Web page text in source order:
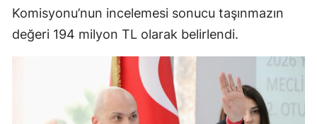
Komisyonu’nun incelemesi sonucu taşınmazın
değeri 194 milyon TL olarak belirlendi.